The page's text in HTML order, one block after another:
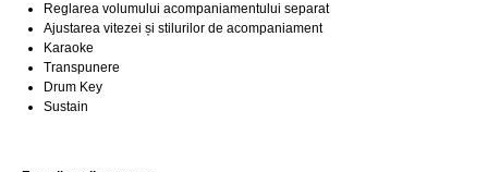
Reglarea volumului acompaniamentului separat
Ajustarea vitezei și stilurilor de acompaniament
Karaoke
Transpunere
Drum Key
Sustain